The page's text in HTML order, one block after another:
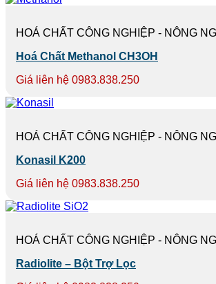
HOÁ CHẤT CÔNG NGHIỆP - NÔNG
Hoá Chất Methanol CH3OH
Giá liên hệ 0983.838.250
HOÁ CHẤT CÔNG NGHIỆP - NÔNG
Konasil K200
Giá liên hệ 0983.838.250
HOÁ CHẤT CÔNG NGHIỆP - NÔNG
Radiolite – Bột Trợ Lọc